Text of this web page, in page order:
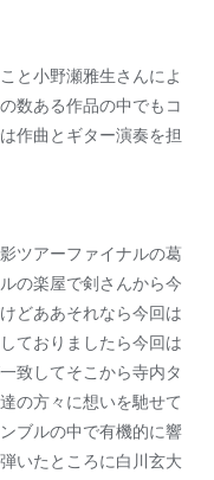
と小野瀬雅生さんによ
数ある作品の中でもコ
作曲とギター演奏を担
ツアーファイナルの葛
の楽屋で剣さんから今
どああそれなら今回は
ておりましたら今回は
致してそこから寺内タ
の方々に想いを馳せて
ブルの中で有機的に響
いたところに白川玄大